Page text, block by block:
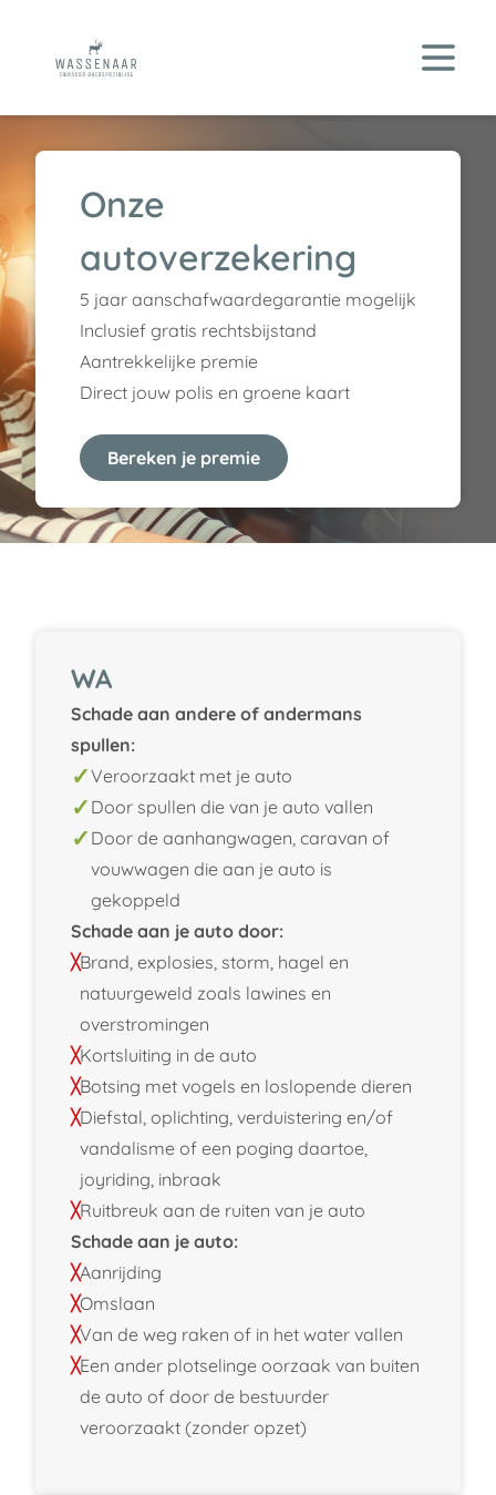
Onze
autoverzekering
5 jaar aanschafwaardegarantie mogelijk
Inclusief gratis rechtsbijstand
Aantrekkelijke premie
Direct jouw polis en groene kaart
Bereken je premie
WA
Schade aan andere of andermans
spullen:
Veroorzaakt met je auto
Door spullen die van je auto vallen
Door de aanhangwagen, caravan of
vouwwagen die aan je auto is
gekoppeld
Schade aan je auto door:
Brand, explosies, storm, hagel en
natuurgeweld zoals lawines en
overstromingen
Kortsluiting in de auto
Botsing met vogels en loslopende dieren
Diefstal, oplichting, verduistering en/of
vandalisme of een poging daartoe,
joyriding, inbraak
Ruitbreuk aan de ruiten van je auto
Schade aan je auto:
Aanrijding
Omslaan
Van de weg raken of in het water vallen
Een ander plotselinge oorzaak van buiten
de auto of door de bestuurder
veroorzaakt (zonder opzet)